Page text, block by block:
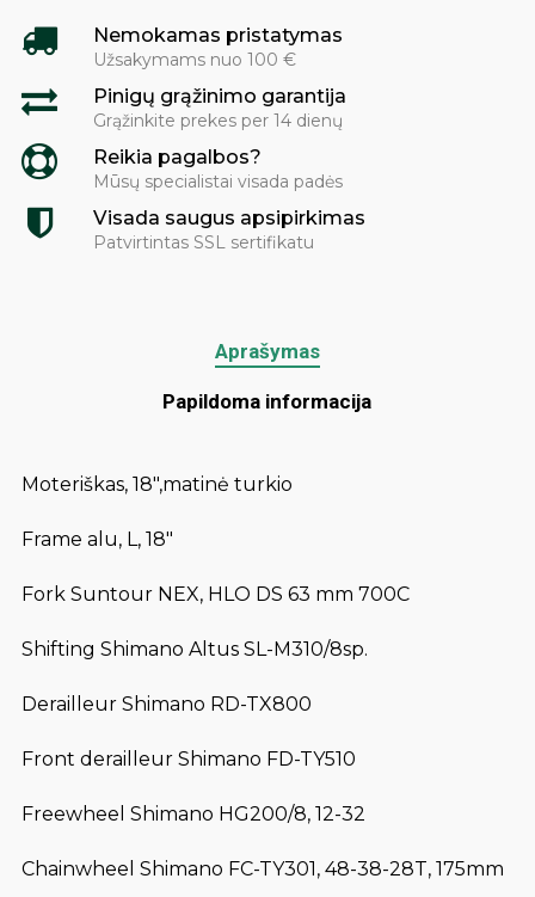
Nemokamas pristatymas
Užsakymams nuo 100 €
Pinigų grąžinimo garantija
Grąžinkite prekes per 14 dienų
Reikia pagalbos?
Mūsų specialistai visada padės
Visada saugus apsipirkimas
Patvirtintas SSL sertifikatu
Aprašymas
Papildoma informacija
Moteriškas, 18″,matinė turkio
Frame alu, L, 18″
Fork Suntour NEX, HLO DS 63 mm 700C
Shifting Shimano Altus SL-M310/8sp.
Derailleur Shimano RD-TX800
Front derailleur Shimano FD-TY510
Freewheel Shimano HG200/8, 12-32
Chainwheel Shimano FC-TY301, 48-38-28T, 175mm